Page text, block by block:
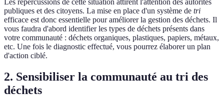
Les répercussions de cette situation attirent l'attention des autorités
publiques et des citoyens. La mise en place d'un système de tri
efficace est donc essentielle pour améliorer la gestion des déchets. Il
vous faudra d'abord identifier les types de déchets présents dans
votre communauté : déchets organiques, plastiques, papiers, métaux,
etc. Une fois le diagnostic effectué, vous pourrez élaborer un plan
d'action ciblé.
2. Sensibiliser la communauté au tri des
déchets